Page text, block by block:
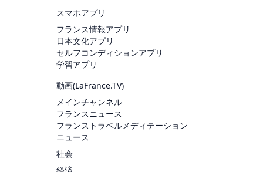
スマホアプリ
フランス情報アプリ
日本文化アプリ
セルフコンディションアプリ
学習アプリ
動画(LaFrance.TV)
メインチャンネル
フランスニュース
フランストラベルメディテーション
ニュース
社会